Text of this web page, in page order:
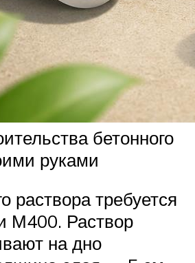
бетонного
руками
раствора требуется
М400. Раствор
на дно